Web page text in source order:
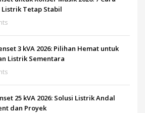
Tetap Stabil
3 kVA 2026: Pilihan Hemat untuk
Listrik Sementara
25 kVA 2026: Solusi Listrik Andal
dan Proyek